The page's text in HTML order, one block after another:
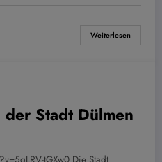
Weiterlesen
Stadt Dülmen